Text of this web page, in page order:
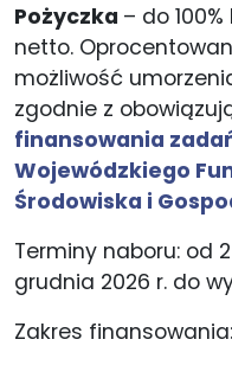
Pożyczka – do
netto.
możliwość
zgodnie z
finansowania
Wojewódzkiego
Środowiska i
Terminy naboru: od
grudnia 2026 r. do
Zakres finansowania: